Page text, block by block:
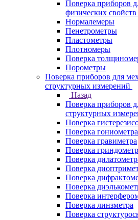
Поверка приборов
физических
Нормалемеры
Пенетрометры
Пластометры
Плотномеры
Поверка
Порометры
Поверка приборов для
структурных измерений
Назад
Поверка приборов
структурных
Поверка
Поверка гониометра
Поверка гравиметра
Поверка
Поверка
Поверка
Поверка
Поверка
Поверка
Поверка линзметра
Поверка